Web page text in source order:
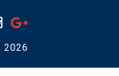
2026